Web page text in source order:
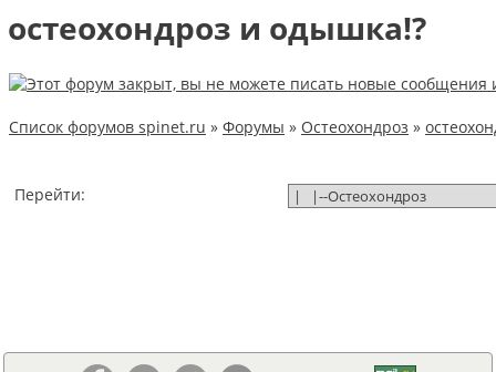
остеохондроз и одышка!?
Список форумов spinet.ru » Форумы » Остеохондроз »
Перейти: